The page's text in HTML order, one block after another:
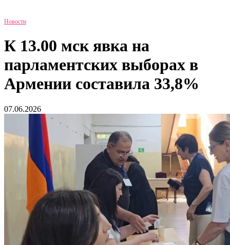
Новости
К 13.00 мск явка на
парламентских выборах в
Армении составила 33,8%
07.06.2026